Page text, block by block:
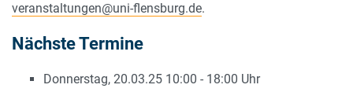
veranstaltungen@uni-flensburg.de.
Nächste Termine
Donnerstag, 20.03.25 10:00 - 18:00 Uhr